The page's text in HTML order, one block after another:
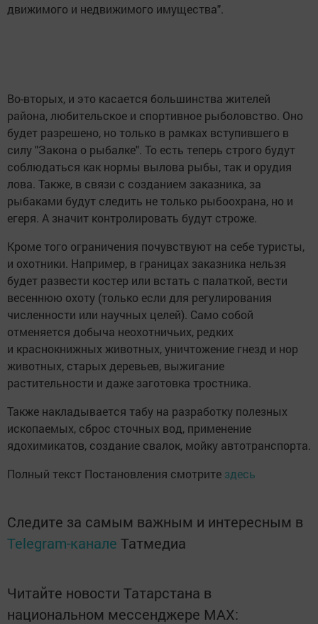
движимого и недвижимого имущества".
Во-вторых, и это касается большинства жителей
района, любительское и спортивное рыболовство. Оно
будет разрешено, но только в рамках вступившего в
силу "Закона о рыбалке". То есть теперь строго будут
соблюдаться как нормы вылова рыбы, так и орудия
лова. Также, в связи с созданием заказника, за
рыбаками будут следить не только рыбоохрана, но и
егеря. А значит контролировать будут строже.
Кроме того ограничения почувствуют на себе туристы,
и охотники. Например, в границах заказника нельзя
будет развести костер или встать с палаткой, вести
весеннюю охоту (только если для регулирования
численности или научных целей). Само собой
отменяется добыча неохотничьих, редких
и краснокнижных животных, уничтожение гнезд и нор
животных, старых деревьев, выжигание
растительности и даже заготовка тростника.
Также накладывается табу на разработку полезных
ископаемых, сброс сточных вод, применение
ядохимикатов, создание свалок, мойку автотранспорта.
Полный текст Постановления смотрите здесь
Следите за самым важным и интересным в
Telegram-канале Татмедиа
Читайте новости Татарстана в
национальном мессенджере MАХ: